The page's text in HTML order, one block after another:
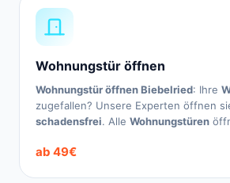
Wohnungstür öffnen
Wohnungstür öffnen Biebelried: Ihre
zugefallen? Unsere Experten öffnen
schadensfrei. Alle Wohnungstüren
ab 49€